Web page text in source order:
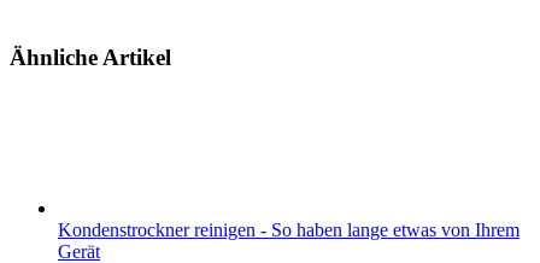
Ähnliche Artikel
Kondenstrockner reinigen - So haben lange etwas von Ihrem
Gerät